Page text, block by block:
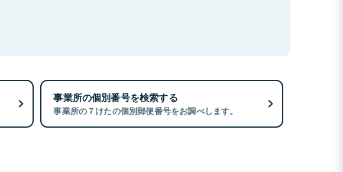
事業所の個別番号を検索する
事業所の７けたの個別郵便番号をお調べします。